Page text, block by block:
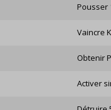
Pousser
Vaincre
Obtenir
Activer